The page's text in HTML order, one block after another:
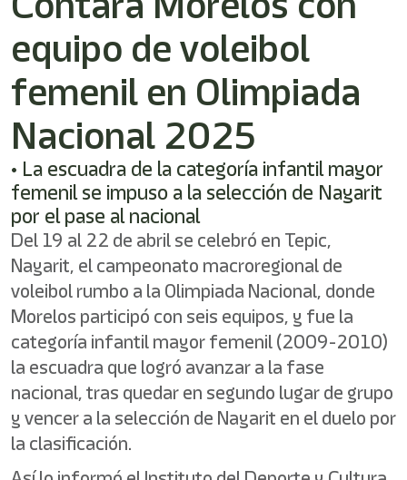
equipo de voleibol
femenil en Olimpiada
Nacional 2025
• La escuadra de la categoría infantil mayor
femenil se impuso a la selección de Nayarit
por el pase al nacional
Del 19 al 22 de abril se celebró en Tepic,
Nayarit, el campeonato macroregional de
voleibol rumbo a la Olimpiada Nacional, donde
Morelos participó con seis equipos, y fue la
categoría infantil mayor femenil (2009-2010)
la escuadra que logró avanzar a la fase
nacional, tras quedar en segundo lugar de grupo
y vencer a la selección de Nayarit en el duelo por
la clasificación.